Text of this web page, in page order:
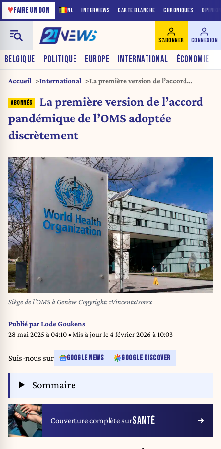
NL INTERVIEWS CARTE BLANCHE CHRONIQUES
♥FAIRE UN DON
BELGIQUE POLITIQUE EUROPE INTERNATIONAL ÉCONOMIE
S'ABONNER CONNEXION
Accueil International
La première version de l’accord
discrètement
La première version de l’accord
pandémique de l’OMS adoptée
discrètement
Siège de l'OMS à Genève Copyright: xVincentxIsorex
Publié parLode Goukens
28 mai 2025 à 04:10• Mis à jour le 4 février 2026 à 10:03
Suis-nous sur GOOGLE NEWS GOOGLE DISCOVER
Sommaire
Couverture complète surSANTÉ